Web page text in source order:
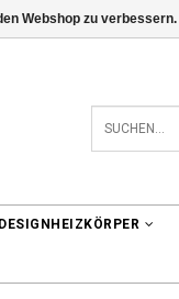
0 ARTIKEL
DESIGNHEIZKÖRPER
Webshop zu